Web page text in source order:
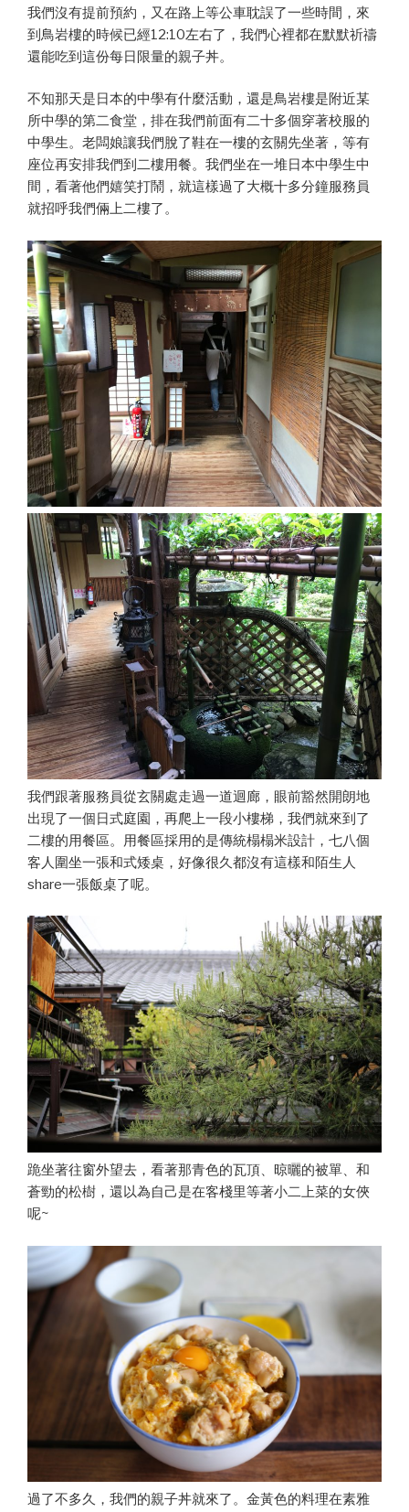
我們沒有提前預約，又在路上等公車耽誤了一些時間，來
到鳥岩樓的時候已經12:10左右了，我們心裡都在默默祈禱
還能吃到這份每日限量的親子丼。
不知那天是日本的中學有什麼活動，還是鳥岩樓是附近某
所中學的第二食堂，排在我們前面有二十多個穿著校服的
中學生。老闆娘讓我們脫了鞋在一樓的玄關先坐著，等有
座位再安排我們到二樓用餐。我們坐在一堆日本中學生中
間，看著他們嬉笑打鬧，就這樣過了大概十多分鐘服務員
就招呼我們倆上二樓了。
我們跟著服務員從玄關處走過一道迴廊，眼前豁然開朗地
出現了一個日式庭園，再爬上一段小樓梯，我們就來到了
二樓的用餐區。用餐區採用的是傳統榻榻米設計，七八個
客人圍坐一張和式矮桌，好像很久都沒有這樣和陌生人
share一張飯桌了呢。
跪坐著往窗外望去，看著那青色的瓦頂、晾曬的被單、和
蒼勁的松樹，還以為自己是在客棧里等著小二上菜的女俠
呢~
過了不多久，我們的親子丼就來了。金黃色的料理在素雅